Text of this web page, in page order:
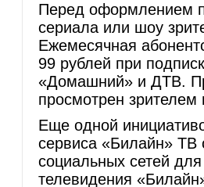
Перед оформлением
сериала или шоу
Ежемесячная
99 рублей при
«Домашний» и ДТВ.
просмотрен зрителем
Еще одной
сервиса «Билайн» ТВ
социальных сетей
телевидения